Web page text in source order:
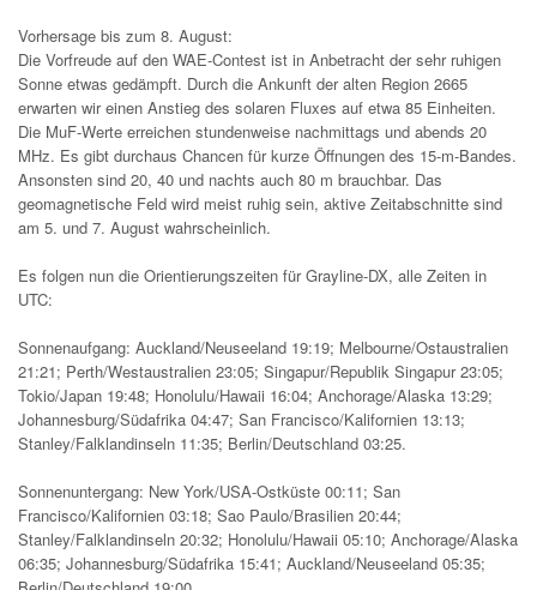
Vorhersage bis zum 8. August:
Die Vorfreude auf den WAE-Contest ist in Anbetracht der sehr ruhigen
Sonne etwas gedämpft. Durch die Ankunft der alten Region 2665
erwarten wir einen Anstieg des solaren Fluxes auf etwa 85 Einheiten.
Die MuF-Werte erreichen stundenweise nachmittags und abends 20
MHz. Es gibt durchaus Chancen für kurze Öffnungen des 15-m-Bandes.
Ansonsten sind 20, 40 und nachts auch 80 m brauchbar. Das
geomagnetische Feld wird meist ruhig sein, aktive Zeitabschnitte sind
am 5. und 7. August wahrscheinlich.
Es folgen nun die Orientierungszeiten für Grayline-DX, alle Zeiten in
UTC:
Sonnenaufgang: Auckland/Neuseeland 19:19; Melbourne/Ostaustralien
21:21; Perth/Westaustralien 23:05; Singapur/Republik Singapur 23:05;
Tokio/Japan 19:48; Honolulu/Hawaii 16:04; Anchorage/Alaska 13:29;
Johannesburg/Südafrika 04:47; San Francisco/Kalifornien 13:13;
Stanley/Falklandinseln 11:35; Berlin/Deutschland 03:25.
Sonnenuntergang: New York/USA-Ostküste 00:11; San
Francisco/Kalifornien 03:18; Sao Paulo/Brasilien 20:44;
Stanley/Falklandinseln 20:32; Honolulu/Hawaii 05:10; Anchorage/Alaska
06:35; Johannesburg/Südafrika 15:41; Auckland/Neuseeland 05:35;